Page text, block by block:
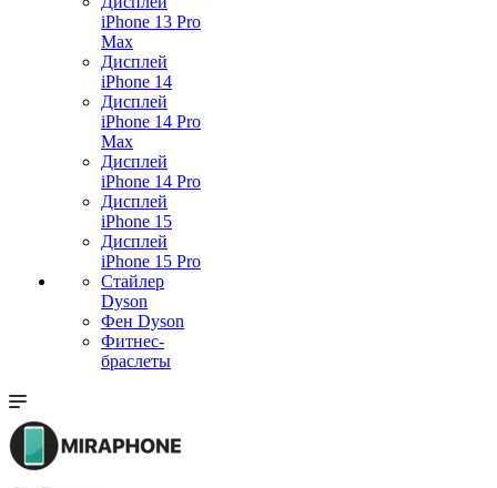
iPhone 13 Pro
Max
Дисплей
iPhone 14
Дисплей
iPhone 14 Pro
Max
Дисплей
iPhone 14 Pro
Дисплей
iPhone 15
Дисплей
iPhone 15 Pro
Стайлер
Dyson
Фен Dyson
Фитнес-
браслеты